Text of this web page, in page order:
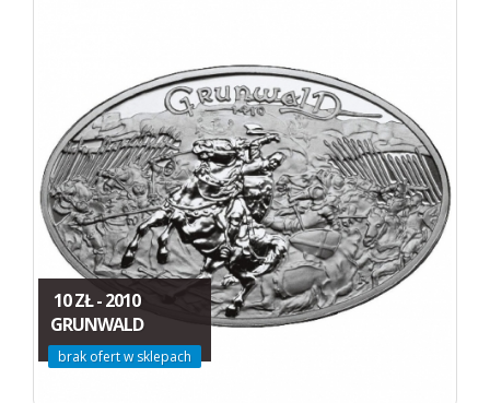
10 ZŁ - 2010
GRUNWALD
brak ofert w sklepach